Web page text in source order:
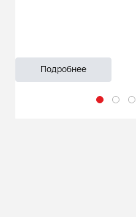
Подробнее